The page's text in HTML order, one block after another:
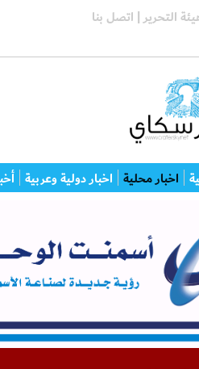
التحرير | اتصل بنا
اخبار محلية اخبار دولية وعربية